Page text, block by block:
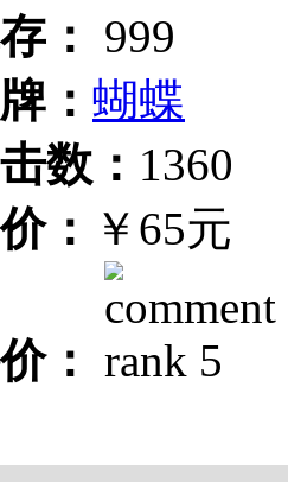
：
999
： 蝴蝶
数： 1360
： ￥65元
：